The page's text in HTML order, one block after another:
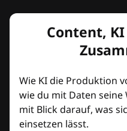
Content,
Wie KI die Produktion
wie du mit Daten
mit Blick darauf, was
einsetzen lässt.